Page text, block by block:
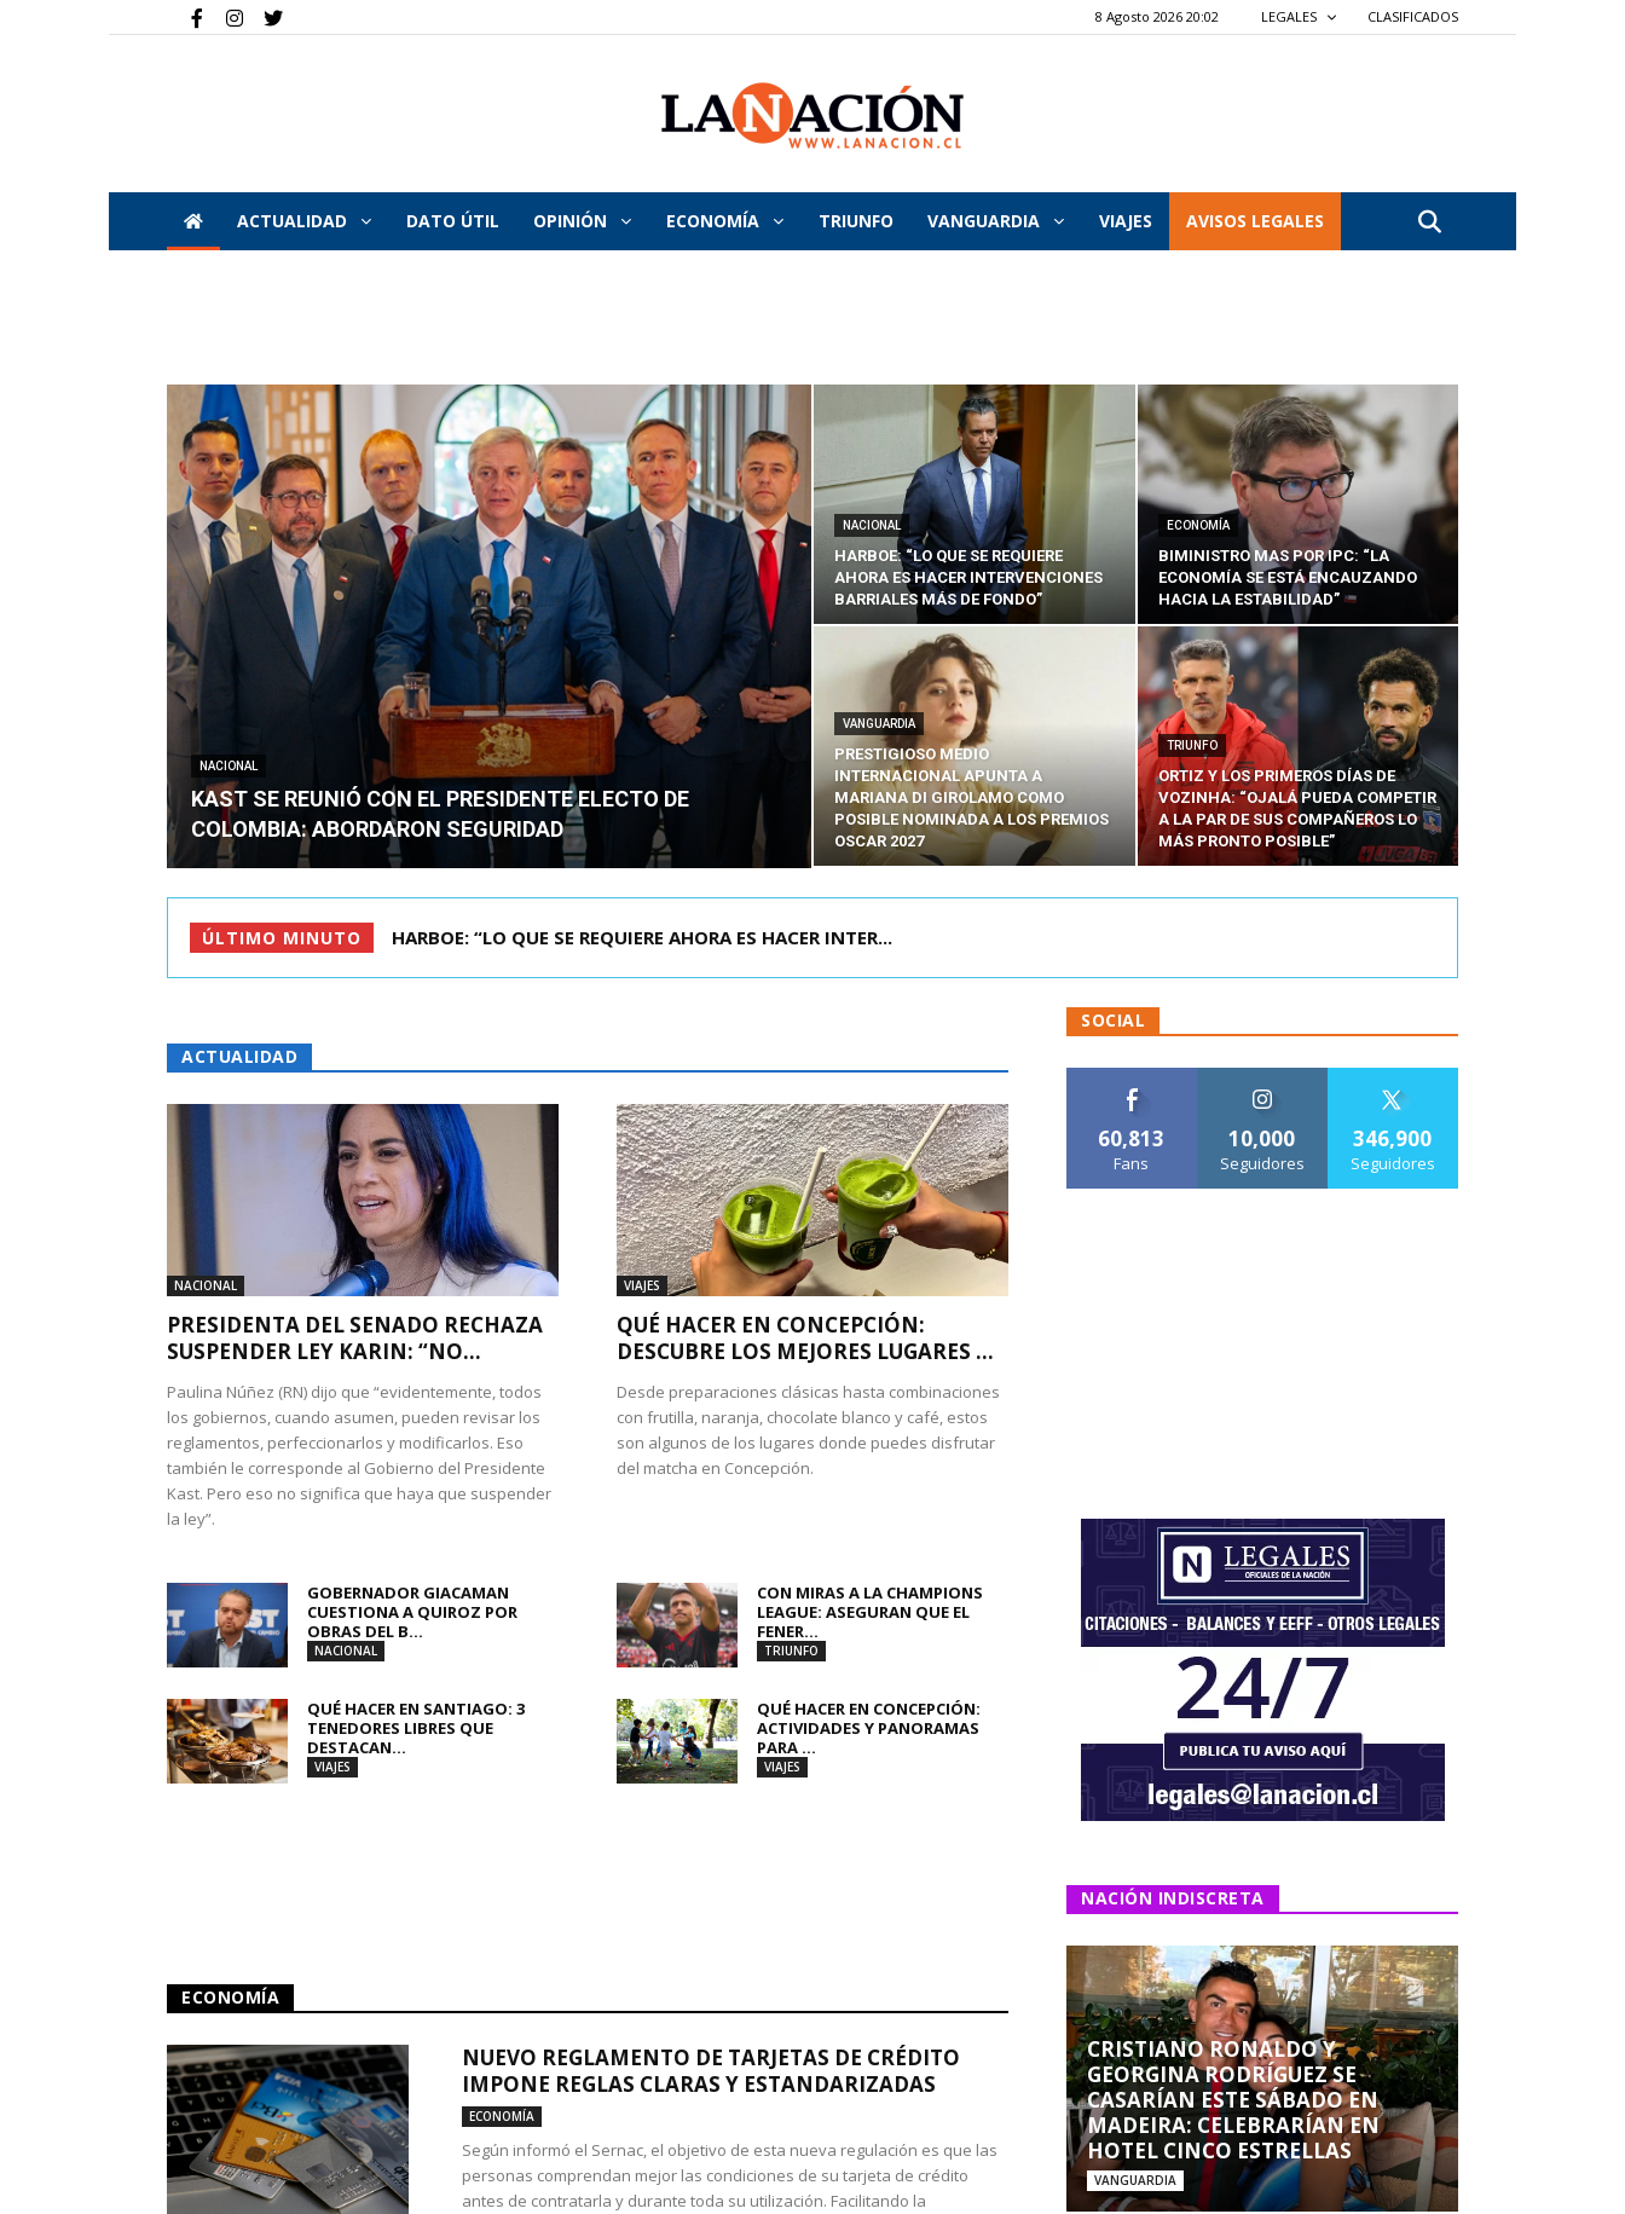
8 Agosto 2026 20:02 LEGALES CLASIFICADOS
La
Nación
ACTUALIDAD DATO ÚTIL OPINIÓN ECONOMÍA TRIUNFO VANGUARDIA VIAJES AVISOS LEGALES
NACIONAL
KAST SE REUNIÓ CON EL PRESIDENTE ELECTO DE
COLOMBIA: ABORDARON SEGURIDAD
NACIONAL
HARBOE: “LO QUE SE REQUIERE
AHORA ES HACER INTERVENCIONES
BARRIALES MÁS DE FONDO”
ECONOMÍA
BIMINISTRO MAS POR IPC: “LA
ECONOMÍA SE ESTÁ ENCAUZANDO
HACIA LA ESTABILIDAD”
VANGUARDIA
PRESTIGIOSO MEDIO
INTERNACIONAL APUNTA A
MARIANA DI GIROLAMO COMO
POSIBLE NOMINADA A LOS PREMIOS
OSCAR 2027
TRIUNFO
ORTIZ Y LOS PRIMEROS DÍAS DE
VOZINHA: “OJALÁ PUEDA COMPETIR
A LA PAR DE SUS COMPAÑEROS LO
MÁS PRONTO POSIBLE”
ÚLTIMO MINUTO BIMINISTRO MAS POR IPC: “LA ECONOMÍA SE ESTÁ ENC...
ACTUALIDAD
NACIONAL
PRESIDENTA DEL SENADO RECHAZA
SUSPENDER LEY KARIN: “NO...
Paulina Núñez (RN) dijo que “evidentemente, todos
los gobiernos, cuando asumen, pueden revisar los
reglamentos, perfeccionarlos y modificarlos. Eso
también le corresponde al Gobierno del Presidente
Kast. Pero eso no significa que haya que suspender
la ley”.
VIAJES
QUÉ HACER EN CONCEPCIÓN:
DESCUBRE LOS MEJORES LUGARES ...
Desde preparaciones clásicas hasta combinaciones
con frutilla, naranja, chocolate blanco y café, estos
son algunos de los lugares donde puedes disfrutar
del matcha en Concepción.
GOBERNADOR GIACAMAN
CUESTIONA A QUIROZ POR
OBRAS DEL B...
NACIONAL
CON MIRAS A LA CHAMPIONS
LEAGUE: ASEGURAN QUE EL
FENER...
TRIUNFO
QUÉ HACER EN SANTIAGO: 3
TENEDORES LIBRES QUE
DESTACAN...
VIAJES
QUÉ HACER EN CONCEPCIÓN:
ACTIVIDADES Y PANORAMAS
PARA ...
VIAJES
ECONOMÍA
NUEVO REGLAMENTO DE TARJETAS DE CRÉDITO
IMPONE REGLAS CLARAS Y ESTANDARIZADAS
ECONOMÍA
Según informó el Sernac, el objetivo de esta nueva regulación es que las
personas comprendan mejor las condiciones de su tarjeta de crédito
antes de contratarla y durante toda su utilización. Facilitando la
SOCIAL
60,813
Fans
10,000
Seguidores
346,900
Seguidores
NACIÓN INDISCRETA
CRISTIANO RONALDO Y
GEORGINA RODRÍGUEZ SE
CASARÍAN ESTE SÁBADO EN
MADEIRA: CELEBRARÍAN EN
HOTEL CINCO ESTRELLAS
VANGUARDIA